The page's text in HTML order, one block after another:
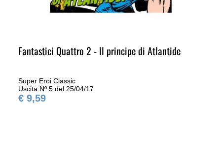
Fantastici Quattro 2 - Il principe di Atlantide
Super Eroi Classic
Uscita Nº 5 del 25/04/17
€ 9,59